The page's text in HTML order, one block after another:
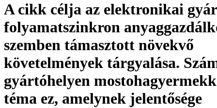
A cikk célja az elektronikai
folyamatszinkron
szemben támasztott növekvő
követelmények tárgyalása.
gyártóhelyen
téma ez, amelynek jelentősége